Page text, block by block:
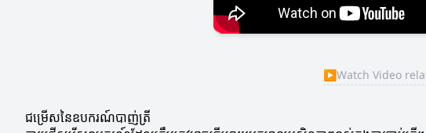
▶Watch Video
ជម្រើសនៃឧបករណ៍បាញ់ត្រី